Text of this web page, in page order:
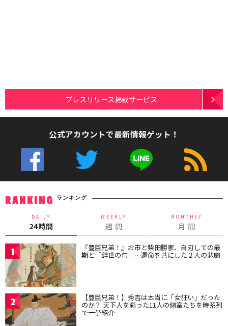
プレスリリース掲載サービス
公式アカウントで最新情報ゲット！
RANKING ランキング
DAILY
24時間
WEEKLY
週 間
MONTHLY
月 間
1 『豊臣兄弟！』お市と柴田勝家、自刃しての最
期と「辞世の句」…運命を共にした２人の悲劇
2 【豊臣兄弟！】秀吉は本当に「女狂い」だった
のか？ 天下人を彩った11人の側室たちを時系列
で一挙紹介